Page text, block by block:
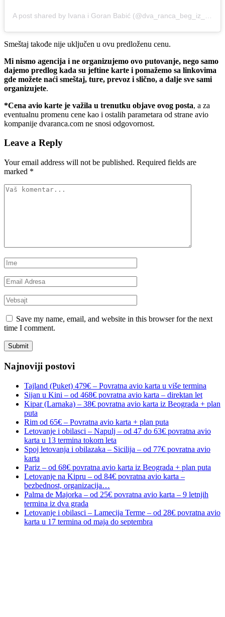
Smeštaj takođe nije uključen u ovu predloženu cenu.
Mi nismo agencija i ne organizujemo ovo putovanje, nego samo
dajemo predlog kada su jeftine karte i pomažemo sa linkovima
gde možete naći smeštaj, ture, prevoz i slično, a dalje sve sami
organizujete.
*Cena avio karte je važila u trenutku objave ovog posta, a za
eventualnu promenu cene kao i ostalih parametara od strane avio
kompanije dvaranca.com ne snosi odgovornost.
Leave a Reply
Your email address will not be published. Required fields are
marked *
Save my name, email, and website in this browser for the next
time I comment.
Najnoviji postovi
Tajland (Puket) 479€ – Povratna avio karta u više termina
Sijan u Kini – od 468€ povratna avio karta – direktan let
Kipar (Larnaka) – 38€ povratna avio karta iz Beograda + plan
puta
Rim od 65€ – Povratna avio karta + plan puta
Letovanje i obilasci – Napulj – od 47 do 63€ povratna avio
karta u 13 termina tokom leta
Spoj letovanja i obilazaka – Sicilija – od 77€ povratna avio
karta
Pariz – od 68€ povratna avio karta iz Beograda + plan puta
Letovanje na Kipru – od 84€ povratna avio karta –
bezbednost, organizacija…
Palma de Majorka – od 25€ povratna avio karta – 9 letnjih
termina iz dva grada
Letovanje i obilasci – Lamecija Terme – od 28€ povratna avio
karta u 17 termina od maja do septembra